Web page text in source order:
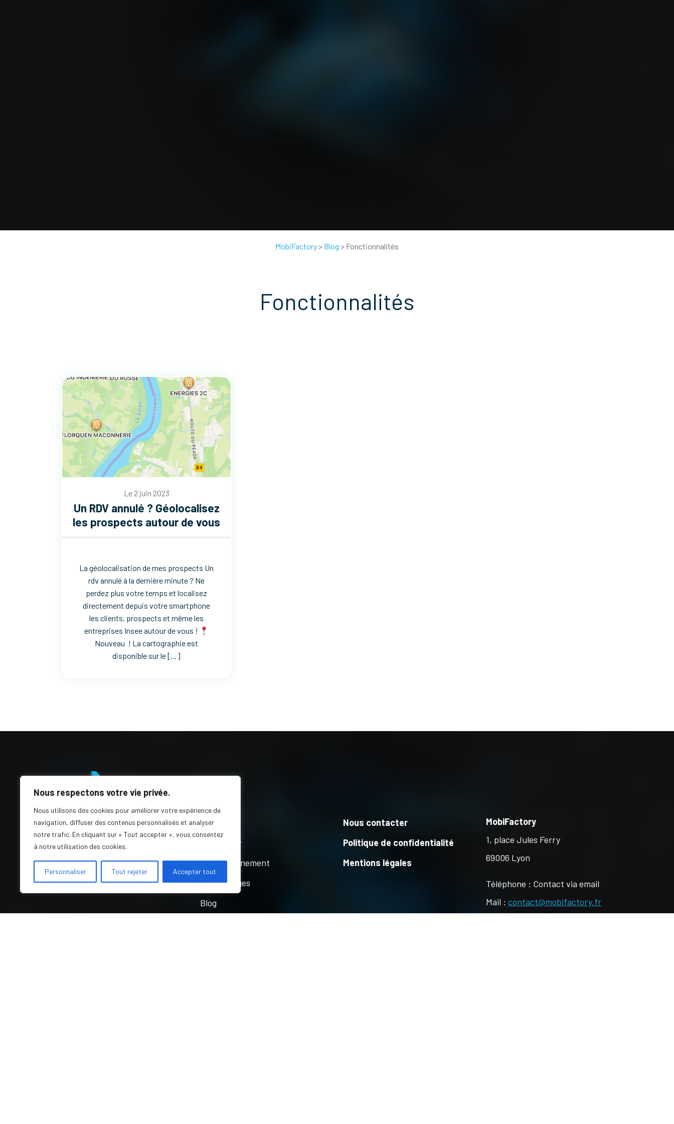
Nous respectons votre vie privée.
Nous utilisons des cookies pour améliorer votre expérience de
navigation, diffuser des contenus personnalisés et analyser
notre trafic. En cliquant sur « Tout accepter », vous consentez
à notre utilisation des cookies.
Personnaliser Tout rejeter Accepter tout
MobiFactory> Blog > Fonctionnalités
Fonctionnalités
Le 2 juin 2023
Un RDV annulé ? Géolocalisez
les prospects autour de vous
La géolocalisation de mes prospects Un
rdv annulé à la dernière minute ? Ne
perdez plus votre temps et localisez
directement depuis votre smartphone
les clients, prospects et même les
entreprises Insee autour de vous !
Nouveau ! La cartographie est
disponible sur le […]
MobiCRM
MobiProcess
A propos
La Factory
Accompagnement
Témoignages
Blog
Nous contacter
Politique de confidentialité
Mentions légales
MobiFactory
1, place Jules Ferry
69006 Lyon
Téléphone : Contact via email
Mail : contact@mobifactory.fr